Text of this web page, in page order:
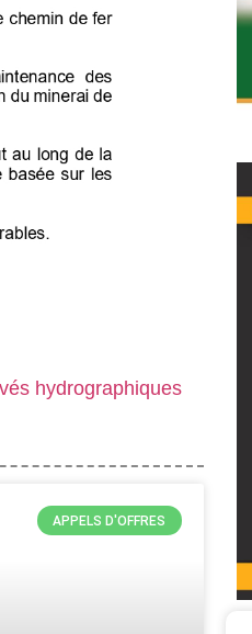
hydrographiques
APPELS D'OFFRES